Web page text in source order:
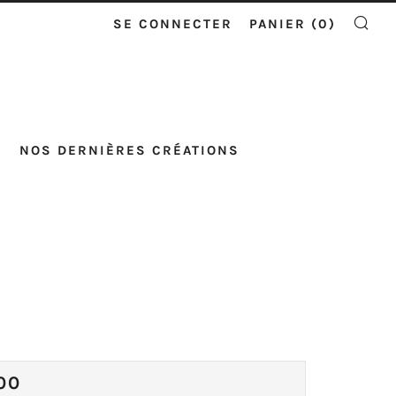
NOS DERNIÈRES CRÉATIONS
SE CONNECTER PANIER (0)